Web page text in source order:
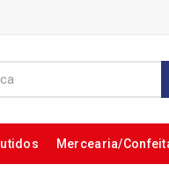
Mercearia/